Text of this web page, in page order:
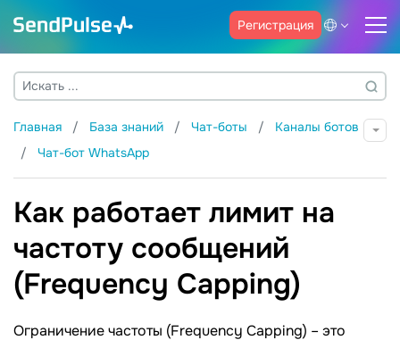
Регистрация
Главная База знаний Чат-боты
Каналы ботов
Чат-бот WhatsApp
Как работает лимит на
частоту сообщений
(Frequency Capping)
Ограничение частоты (Frequency Capping) – это